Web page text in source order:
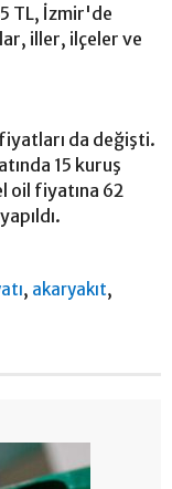
TL, İzmir'de
iller, ilçeler ve
da değişti.
15 kuruş
oil fiyatına 62
, akaryakıt,